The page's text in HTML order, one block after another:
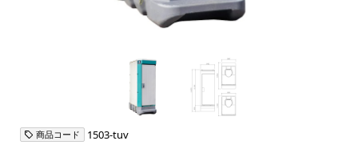
商品コード 1503-tuv